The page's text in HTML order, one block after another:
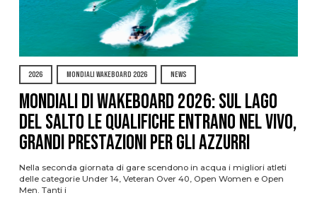
2026 MONDIALI WAKEBOARD 2026 NEWS
Mondiali di Wakeboard 2026: sul Lago
del Salto le qualifiche entrano nel vivo,
grandi prestazioni per gli azzurri
Nella seconda giornata di gare scendono in acqua i migliori atleti
delle categorie Under 14, Veteran Over 40, Open Women e Open
Men. Tanti i